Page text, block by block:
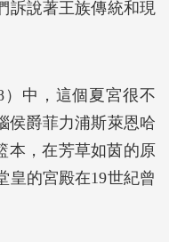
訴說著王族傳統和現
）中，這個夏宮很不
侯爵菲力浦斯萊恩哈
本，在芳草如茵的原
皇的宮殿在19世紀曾